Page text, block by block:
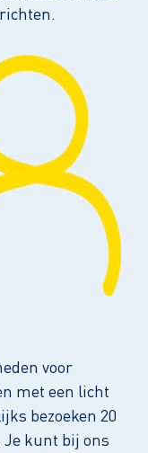
voor
met een licht
bezoeken 20
Je kunt bij ons